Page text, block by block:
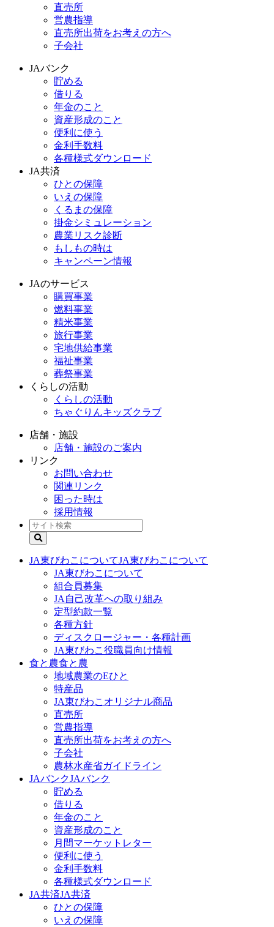
直売所
営農指導
直売所出荷をお考えの方へ
子会社
JAバンク
貯める
借りる
年金のこと
資産形成のこと
便利に使う
金利手数料
各種様式ダウンロード
JA共済
ひとの保障
いえの保障
くるまの保障
掛金シミュレーション
農業リスク診断
もしもの時は
キャンペーン情報
JAのサービス
購買事業
燃料事業
精米事業
旅行事業
宅地供給事業
福祉事業
葬祭事業
くらしの活動
くらしの活動
ちゃぐりんキッズクラブ
店舗・施設
店舗・施設のご案内
リンク
お問い合わせ
関連リンク
困った時は
採用情報
JA東びわこについてJA東びわこについて
JA東びわこについて
組合員募集
JA自己改革への取り組み
定型約款一覧
各種方針
ディスクロージャー・各種計画
JA東びわこ役職員向け情報
食と農食と農
地域農業のEひと
特産品
JA東びわこオリジナル商品
直売所
営農指導
直売所出荷をお考えの方へ
子会社
農林水産省ガイドライン
JAバンクJAバンク
貯める
借りる
年金のこと
資産形成のこと
月間マーケットレター
便利に使う
金利手数料
各種様式ダウンロード
JA共済JA共済
ひとの保障
いえの保障